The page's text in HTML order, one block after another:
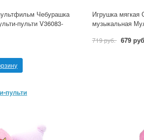
Чебурашка
пульти V36083-
Игрушка
музыкальная
719 руб. 679
пульти